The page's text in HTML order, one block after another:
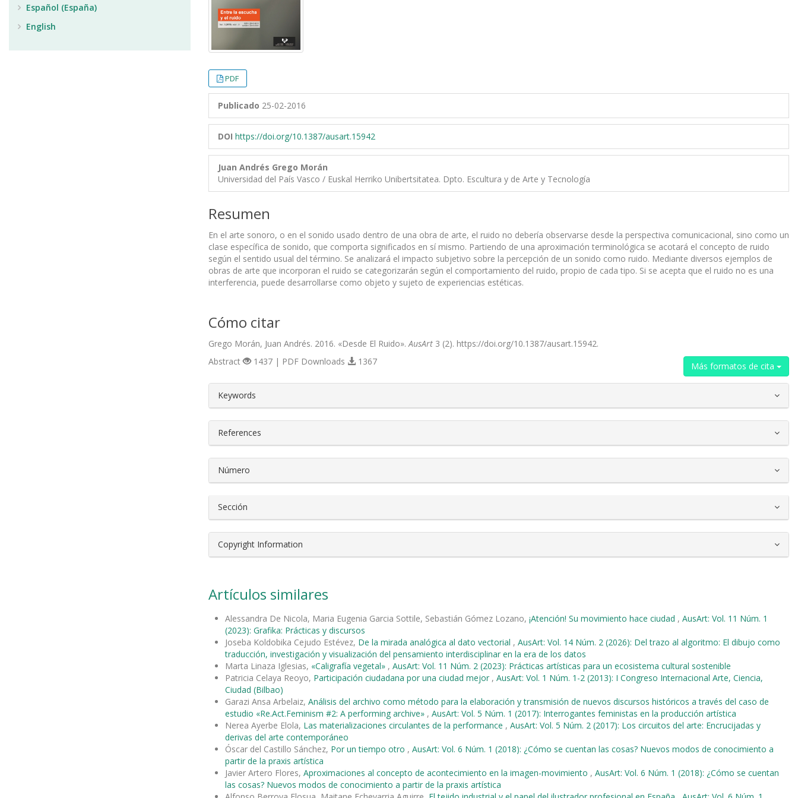
PDF
Publicado 25-02-2016
DOI https://doi.org/10.1387/ausart.15942
Juan Andrés Grego Morán
Universidad del País Vasco / Euskal Herriko Unibertsitatea. Dpto. Escultura y de Arte y Tecnología
Resumen
En el arte sonoro, o en el sonido usado dentro de una obra de arte, el ruido no debería observarse desde la perspectiva comunicacional, sino como un
clase específica de sonido, que comporta significados en sí mismo. Partiendo de una aproximación terminológica se acotará el concepto de ruido
según el sentido usual del término. Se analizará el impacto subjetivo sobre la percepción de un sonido como ruido. Mediante diversos ejemplos de
obras de arte que incorporan el ruido se categorizarán según el comportamiento del ruido, propio de cada tipo. Si se acepta que el ruido no es una
interferencia, puede desarrollarse como objeto y sujeto de experiencias estéticas.
Cómo citar
Grego Morán, Juan Andrés. 2016. «Desde El Ruido». AusArt 3 (2). https://doi.org/10.1387/ausart.15942.
Más formatos de cita
Abstract 1437 | PDF Downloads 1367
##plugins.themes.bootstrap3.article.details##
Keywords
References
Número
Sección
Copyright Information
Artículos similares
Alessandra De Nicola, Maria Eugenia Garcia Sottile, Sebastián Gómez Lozano, ¡Atención! Su movimiento hace ciudad , AusArt: Vol. 11 Núm. 1
(2023): Grafika: Prácticas y discursos
Joseba Koldobika Cejudo Estévez, De la mirada analógica al dato vectorial , AusArt: Vol. 14 Núm. 2 (2026): Del trazo al algoritmo: El dibujo como
traducción, investigación y visualización del pensamiento interdisciplinar en la era de los datos
Marta Linaza Iglesias, «Caligrafía vegetal» , AusArt: Vol. 11 Núm. 2 (2023): Prácticas artísticas para un ecosistema cultural sostenible
Patricia Celaya Reoyo, Participación ciudadana por una ciudad mejor , AusArt: Vol. 1 Núm. 1-2 (2013): I Congreso Internacional Arte, Ciencia,
Ciudad (Bilbao)
Garazi Ansa Arbelaiz, Análisis del archivo como método para la elaboración y transmisión de nuevos discursos históricos a través del caso de
estudio «Re.Act.Feminism #2: A performing archive» , AusArt: Vol. 5 Núm. 1 (2017): Interrogantes feministas en la producción artística
Nerea Ayerbe Elola, Las materializaciones circulantes de la performance , AusArt: Vol. 5 Núm. 2 (2017): Los circuitos del arte: Encrucijadas y
derivas del arte contemporáneo
Óscar del Castillo Sánchez, Por un tiempo otro , AusArt: Vol. 6 Núm. 1 (2018): ¿Cómo se cuentan las cosas? Nuevos modos de conocimiento a
partir de la praxis artística
Javier Artero Flores, Aproximaciones al concepto de acontecimiento en la imagen-movimiento , AusArt: Vol. 6 Núm. 1 (2018): ¿Cómo se cuentan
las cosas? Nuevos modos de conocimiento a partir de la praxis artística
Español (España)
English